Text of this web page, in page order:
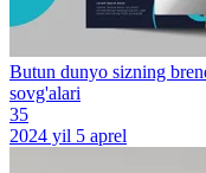
Butun dunyo sizning
sovg'alari
35
2024 yil 5 aprel